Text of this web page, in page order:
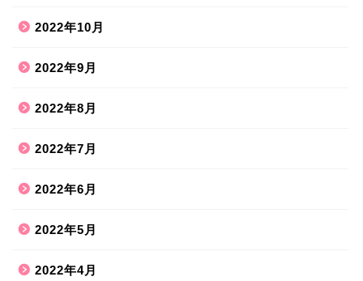
2022年10月
2022年9月
2022年8月
2022年7月
2022年6月
2022年5月
2022年4月